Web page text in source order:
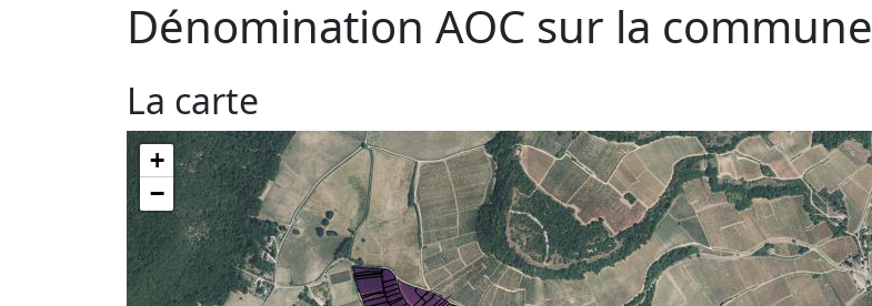
Dénomination AOC sur la commune
La carte
+
−